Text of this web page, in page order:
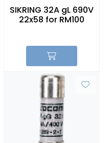
SIKRING 32A gL 690V
22x58 for RM100